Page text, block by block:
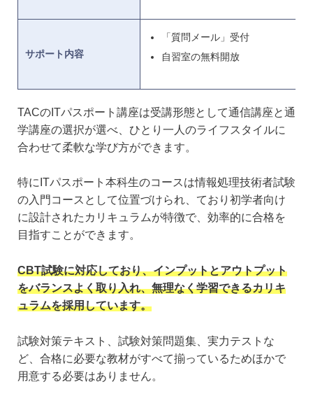
サポート内容
「質問メール」受付
自習室の無料開放
TACのITパスポート講座は受講形態として通信講座と通
学講座の選択が選べ、ひとり一人のライフスタイルに
合わせて柔軟な学び方ができます。
特にITパスポート本科生のコースは情報処理技術者試験
の入門コースとして位置づけられ、ており初学者向け
に設計されたカリキュラムが特徴で、効率的に合格を
目指すことができます。
CBT試験に対応しており、インプットとアウトプット
をバランスよく取り入れ、無理なく学習できるカリキ
ュラムを採用しています。
試験対策テキスト、試験対策問題集、実力テストな
ど、合格に必要な教材がすべて揃っているためほかで
用意する必要はありません。